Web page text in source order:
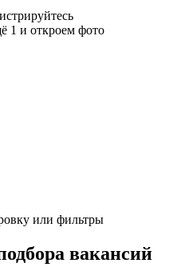
1 и откроем фото
или фильтры
вакансий